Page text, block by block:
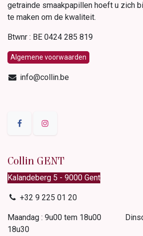
getrainde smaakpapillen hoeft u zich
te maken om de kwaliteit.
Btwnr : BE 0424 285 819
Algemene voorwaarden
info@collin.be
Collin GENT
Kalandeberg 5 - 9000 Gent​
+32 9 225 01 20
Maandag : 9u00 tem 18u00
18u30